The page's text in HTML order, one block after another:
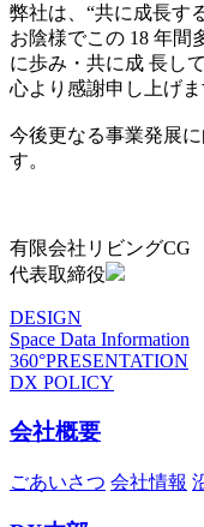
弊社は、“共に成長す
お陰様でこの 18 年間
に歩み・共に成 長し
心より感謝申し上げま
今後更なる事業発展
す。
有限会社リビングCG
代表取締役
DESIGN
Space Data Information
360°PRESENTATION
DX POLICY
会社概要
ごあいさつ 会社情報